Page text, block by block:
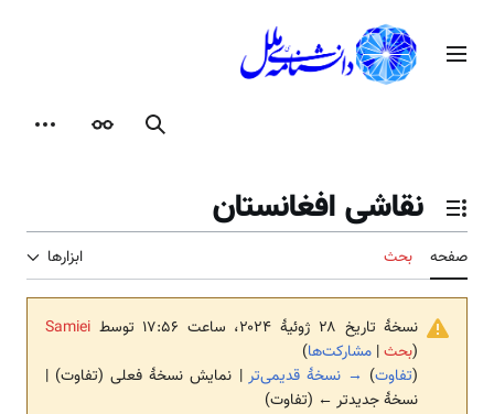
محتوامنوی اصلی
جستجوظاهر
تغییر وضعیت فهرست محتویات
نقاشی افغانستان
صفحه بحث ابزارها
نسخهٔ تاریخ ‏۲۸ ژوئیهٔ ۲۰۲۴، ساعت ۱۷:۵۶ توسط
Samiei
(بحث| مشارکت‌ها)
(تفاوت) → نسخهٔ قدیمی‌تر | نمایش نسخهٔ فعلی (تفاوت) |
نسخهٔ جدیدتر ← (تفاوت)